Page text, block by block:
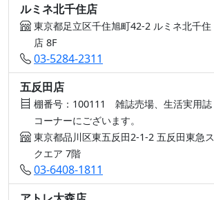
ルミネ北千住店
東京都足立区千住旭町42-2 ルミネ北千住
店 8F
03-5284-2311
五反田店
棚番号：100111 雑誌売場、生活実用誌
コーナーにございます。
東京都品川区東五反田2-1-2 五反田東急ス
クエア 7階
03-6408-1811